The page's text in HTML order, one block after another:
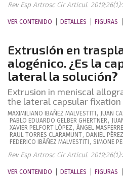
Rev Esp Artrosc Cir Articul.
VER CONTENIDO DETALLES FIGURAS
Extrusión en
alogénico. ¿Es la
lateral la solución?
Extrusion in meniscal
the lateral capsular fixation
MAXIMILIANO IBAÑEZ MALVESTITI , JUAN
PABLO EDUARDO GELBER GHERTNER,
XAVIER PELFORT LÓPEZ , ÁNGEL
RAUL TORRES CLARAMUNT, DANIEL
FEDERICO
IBÁÑEZ MALVESTITI , SIMONE
Rev Esp Artrosc Cir Articul.
VER CONTENIDO DETALLES FIGURAS